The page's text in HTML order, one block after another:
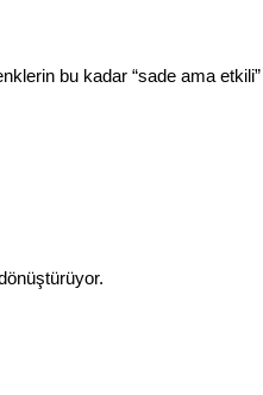
bu kadar “sade ama etkili”